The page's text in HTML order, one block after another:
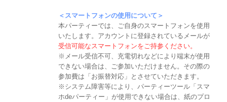
＜スマートフォンの使用について＞
本パーティーでは、ご自身のスマートフォンを使用
いたします。アカウントに登録されているメールが
受信可能なスマートフォンをご持参ください。
※メール受信不可、充電切れなどにより端末が使用
できない場合は、ご参加いただけません。その際の
参加費は「お振替対応」とさせていただきます。
※システム障害等により、パーティーツール「スマ
ホdeパーティー」が使用できない場合は、紙のプロ